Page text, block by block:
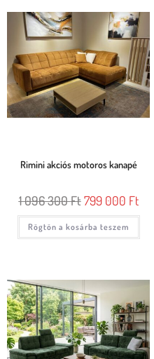
Rimini akciós motoros kanapé
1 096 300Ft 799 000 Ft
Rögtön a kosárba teszem